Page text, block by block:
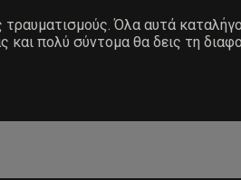
Όλα αυτά
και πολύ σύντομα θα δεις τη